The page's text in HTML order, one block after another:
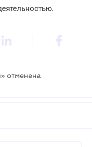
отменена